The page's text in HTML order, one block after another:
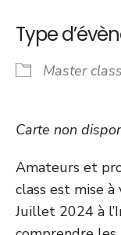
Type
Master class
Carte non
Amateurs et
class est mise
Juillet 2024 à